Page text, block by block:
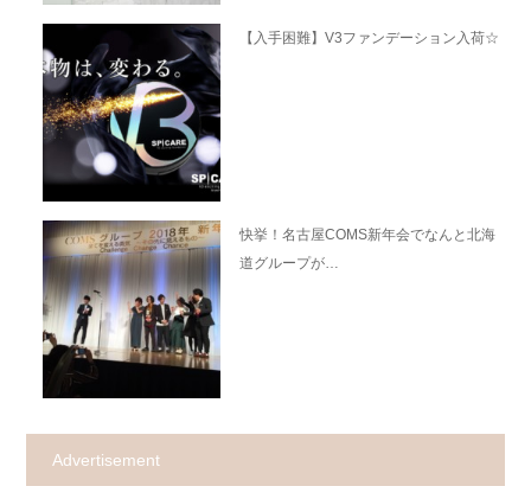
【入手困難】V3ファンデーション入荷☆
快挙！名古屋COMS新年会でなんと北海
道グループが…
Advertisement